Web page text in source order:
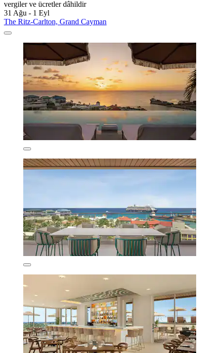
vergiler ve ücretler dâhildir
31 Ağu - 1 Eyl
The Ritz-Carlton, Grand Cayman